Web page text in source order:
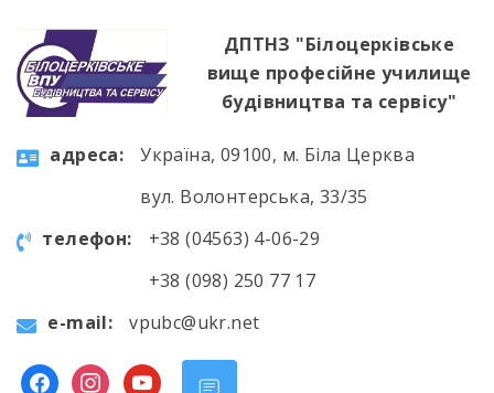
ДПТНЗ "Білоцерківське
вище професійне училище
будівництва та сервісу"
aдресa:
Україна, 09100, м. Біла Церква
вул. Волонтерська, 33/35
телефон:
+38 (04563) 4-06-29
+38 (098) 250 77 17
e-mail:
vpubc@ukr.net
facebookinstagram
youtube